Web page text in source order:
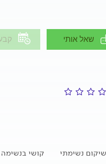
שאל אותי
שיקום נשימתי קושי בנשימה